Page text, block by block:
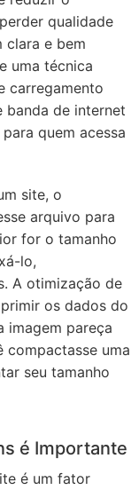
qualidade
clara e bem
uma técnica
carregamento
banda de internet
quem acessa
site, o
arquivo para
for o tamanho
lo,
A otimização de
os dados do
imagem pareça
compactasse uma
seu tamanho
é Importante
é um fator